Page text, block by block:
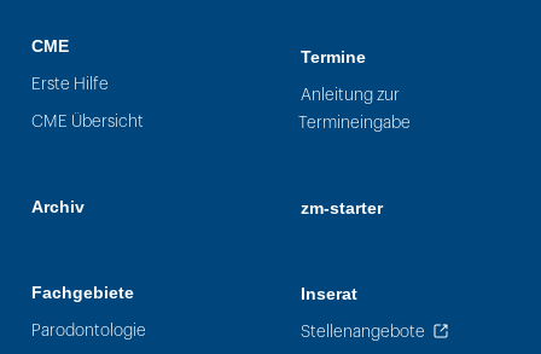
CME
Erste Hilfe
CME Übersicht
Archiv
Fachgebiete
Parodontologie
Termine
Anleitung zur
Termineingabe
zm-starter
Inserat
Stellenangebote